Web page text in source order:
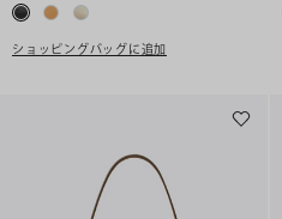
ショッピングバッグに追加